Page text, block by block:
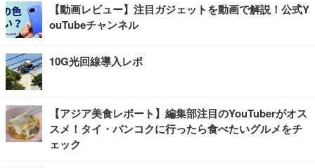
【動画レビュー】注目ガジェットを動画で解説！公式Y
ouTubeチャンネル
10G光回線導入レポ
【アジア美食レポート】編集部注目のYouTuberがオス
スメ！タイ・バンコクに行ったら食べたいグルメをチ
ェック